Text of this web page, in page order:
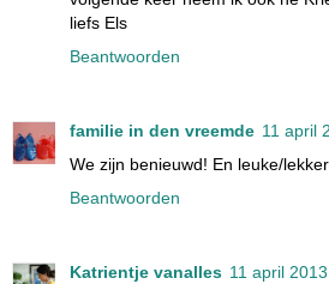
liefs Els
Beantwoorden
familie in den vreemde 11 april
We zijn benieuwd! En leuke/
Beantwoorden
Katrientje vanalles 11 april